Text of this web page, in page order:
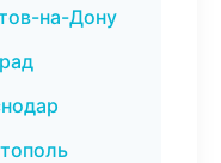
на-Дону